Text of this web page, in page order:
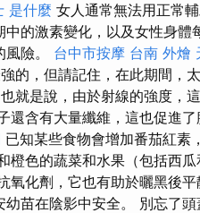
是什麼 女人通常無法用正常
中的激素變化，以及女性身
險。 台中市按摩 台南 外燴
的，但請記住，在此期間，
也就是說，由於射線的強度，
還含有大量纖維，這也促進了
已知某些食物會增加番茄紅素
橙色的蔬菜和水果（包括西
氧化劑，它也有助於曬黑後平
苗在陰影中安全。 別忘了